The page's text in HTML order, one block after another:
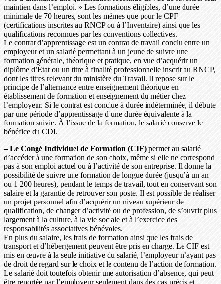
maintien dans l’emploi. » Les formations éligibles, d’une durée
minimale de 70 heures, sont les mêmes que pour le CPF
(certifications inscrites au RNCP ou à l’Inventaire) ainsi que les
qualifications reconnues par les conventions collectives.
Le contrat d’apprentissage est un contrat de travail conclu entre un
employeur et un salarié permettant à un jeune de suivre une
formation générale, théorique et pratique, en vue d’acquérir un
diplôme d’État ou un titre à finalité professionnelle inscrit au RNCP,
dont les titres relevant du ministère du Travail. Il repose sur le
principe de l’alternance entre enseignement théorique en
établissement de formation et enseignement du métier chez
l’employeur. Si le contrat est conclue à durée indéterminée, il débute
par une période d’apprentissage d’une durée équivalente à la
formation suivie. À l’issue de la formation, le salarié conserve le
bénéfice du CDI.
– Le Congé Individuel de Formation (CIF) permet au salarié
d’accéder à une formation de son choix, même si elle ne correspond
pas à son emploi actuel ou à l’activité de son entreprise. Il donne la
possibilité de suivre une formation de longue durée (jusqu’à un an
ou 1 200 heures), pendant le temps de travail, tout en conservant son
salaire et la garantie de retrouver son poste. Il est possible de réaliser
un projet personnel afin d’acquérir un niveau supérieur de
qualification, de changer d’activité ou de profession, de s’ouvrir plus
largement à la culture, à la vie sociale et à l’exercice des
responsabilités associatives bénévoles.
En plus du salaire, les frais de formation ainsi que les frais de
transport et d’hébergement peuvent être pris en charge. Le CIF est
mis en œuvre à la seule initiative du salarié, l’employeur n’ayant pas
de droit de regard sur le choix et le contenu de l’action de formation.
Le salarié doit toutefois obtenir une autorisation d’absence, qui peut
être reportée par l’employeur seulement dans des cas précis et